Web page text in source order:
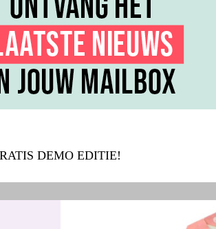
DEMO EDITIE!